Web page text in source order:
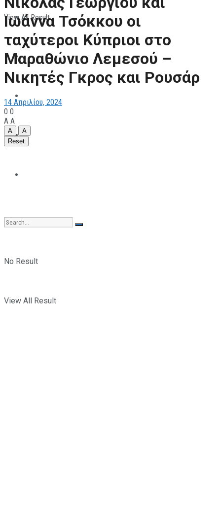
ΠΑΡΑΘΛΗΤΙΣΜΟΣ
ΜΗΧΑΝΟΚΙΝΗΤΑ
ΠΑΝΕΠΙΣΤΗΜΙΑΚΟΣ
No Result
View All Result
View All Result
Ιωάννα Τσόκκου οι
ταχύτεροι Κύπριοι στο
Μαραθώνιο Λεμεσού –
Νικητές Γκρος και Ρουσάρ
14 Απριλίου, 2024
0 0
A A
A
A
Reset